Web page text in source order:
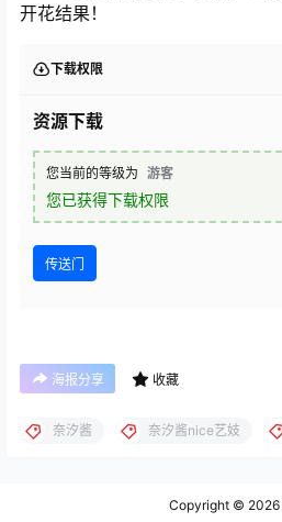
开花结果！
下载权限
资源下载
您当前的等级为 游客
您已获得下载权限
传送门
海报分享 收藏
奈汐酱 奈汐酱nice艺妓
Copyright © 2026